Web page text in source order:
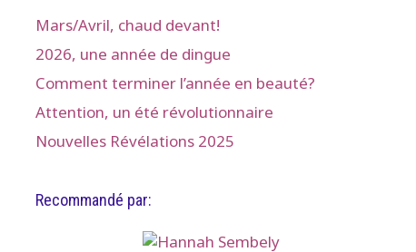
Mars/Avril, chaud devant!
2026, une année de dingue
Comment terminer l’année en beauté?
Attention, un été révolutionnaire
Nouvelles Révélations 2025
Recommandé par: